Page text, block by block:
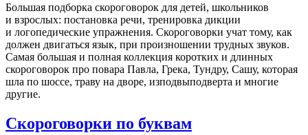
Большая подборка скороговорок для детей, школьников
и взрослых: постановка речи, тренировка дикции
и логопедические упражнения. Скороговорки учат тому, как
должен двигаться язык, при произношении трудных звуков.
Самая большая и полная коллекция коротких и длинных
скороговорок про повара Павла, Грека, Тундру, Сашу, которая
шла по шоссе, траву на дворе, изподвыподверта и многие
другие.
Скороговорки по буквам